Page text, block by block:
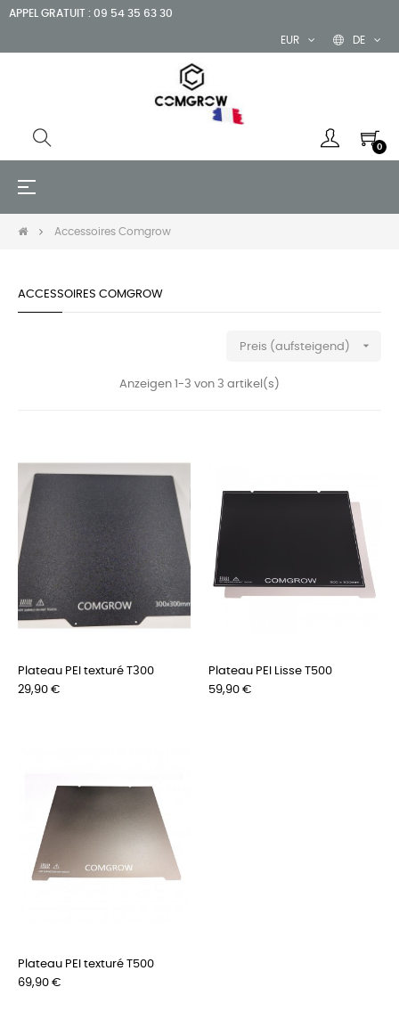
APPEL GRATUIT : 09 54 35 63 30
DE
EUR
0
Umschalten
☰
Accessoires Comgrow
ACCESSOIRES COMGROW
Preis (aufsteigend) 
Anzeigen 1-3 von 3 artikel(s)
Plateau PEI texturé T300
Preis
29,90 €
Plateau PEI Lisse T500
Preis
59,90 €
Plateau PEI texturé T500
Preis
69,90 €